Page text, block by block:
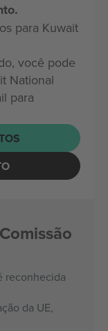
para Kuwait
você pode
National
para
reconhecida
da UE,